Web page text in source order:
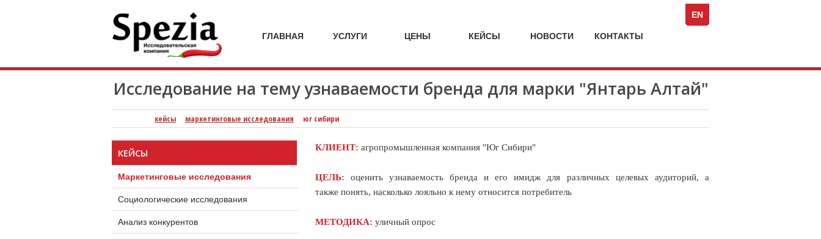
ГЛАВНАЯ
УСЛУГИ
ЦЕНЫ МАРКЕТИНГОВЫЕ
КЕЙСЫ АГЕНТСТВАНОВОСТИ КОНТАКТЫ
Spezia:
Full-
Service
EN
Исследование на тему узнаваемости бренда для марки "Янтарь Алтай"
кейсы маркетинговые исследования юг сибири
КЛИЕНТ: агропромышленная компания "Юг Сибири"
ЦЕЛЬ:
оценить узнаваемость бренда и его имидж для различных целевых аудиторий, а
также понять, насколько лояльно к нему относится потребитель
МЕТОДИКА: уличный опрос
КЕЙСЫ
Маркетинговые исследования
Социологические исследования
Анализ конкурентов